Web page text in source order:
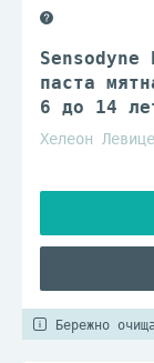
паста
6 до 14
Хелеон
Бережно